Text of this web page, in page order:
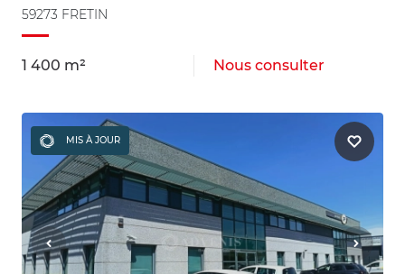
59273 FRETIN
1 400 m² Nous consulter
MIS À JOUR